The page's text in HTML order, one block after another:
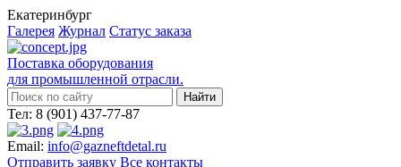
Екатеринбург
Галерея Журнал Статус заказа
Поставка оборудования
для промышленной отрасли.
Тел: 8 (901) 437-77-87
Email: info@gazneftdetal.ru
Отправить заявку Все контакты